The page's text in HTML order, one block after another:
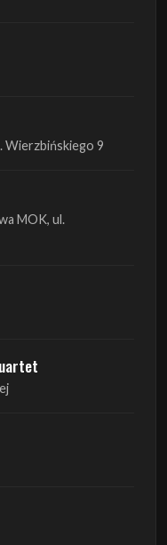
Wierzbińskiego 9